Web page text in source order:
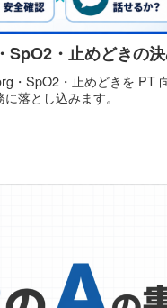
SpO2・止めどきの
・SpO2・止めどきを PT
落とし込みます。